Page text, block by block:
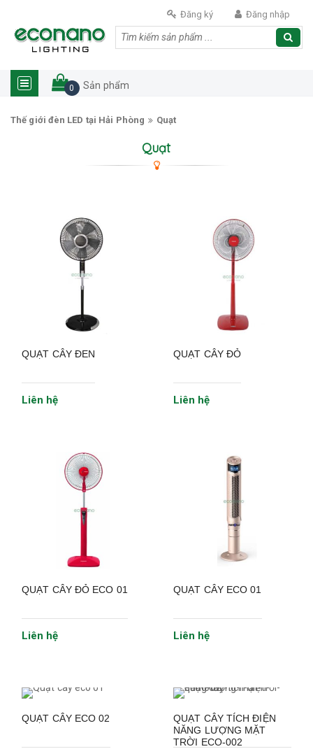
Đăng ký Đăng nhập
0 Sản phẩm
Thế giới đèn LED tại Hải Phòng Quạt
Quạt
QUẠT CÂY ĐEN
Liên hệ
QUẠT CÂY ĐỎ
Liên hệ
QUẠT CÂY ĐỎ ECO 01
Liên hệ
QUẠT CÂY ECO 01
Liên hệ
QUẠT CÂY ECO 02
QUẠT CÂY TÍCH ĐIỆN
NĂNG LƯỢNG MẶT
TRỜI ECO-002